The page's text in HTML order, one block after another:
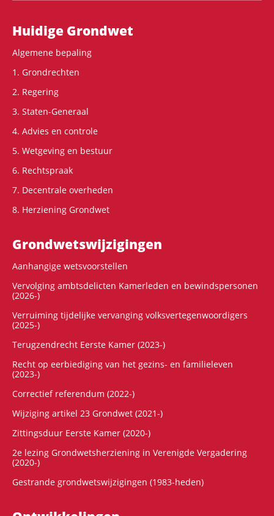
Hoofdnavigatie
Huidige Grondwet
Algemene bepaling
1. Grondrechten
2. Regering
3. Staten-Generaal
4. Advies en controle
5. Wetgeving en bestuur
6. Rechtspraak
7. Decentrale overheden
8. Herziening Grondwet
Grondwets­wijzigingen
Aanhangige wetsvoorstellen
Vervolging ambtsdelicten Kamerleden en bewindspersonen
(2026-)
Verruiming tijdelijke vervanging volksvertegenwoordigers
(2025-)
Terugzendrecht Eerste Kamer (2023-)
Recht op eerbiediging van het gezins- en familieleven
(2023-)
Correctief referendum (2022-)
Wijziging artikel 23 Grondwet (2021-)
Zittingsduur Eerste Kamer (2020-)
2e lezing Grondwetsherziening in Verenigde Vergadering
(2020-)
Gestrande grondwetswijzigingen (1983-heden)